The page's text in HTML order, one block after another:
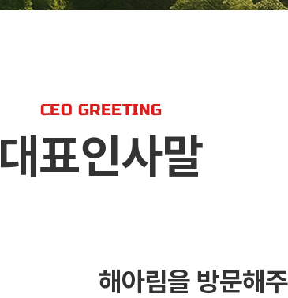
CEO GREETING
대표인사말
해아림을 방문해